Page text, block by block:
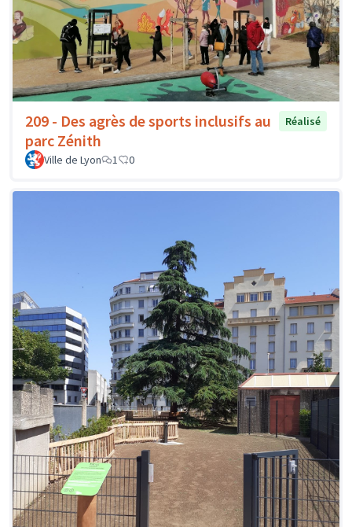
209 - Des agrès de sports inclusifs au
parc Zénith
Réalisé
Ville de Lyon 1 0